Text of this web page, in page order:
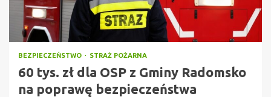
BEZPIECZEŃSTWO STRAŻ POŻARNA
60 tys. zł dla OSP z Gminy Radomsko
na poprawę bezpieczeństwa